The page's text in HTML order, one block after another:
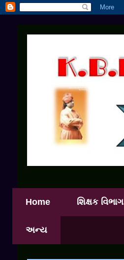
Home શિક્ષક વિભાગ
અન્ય